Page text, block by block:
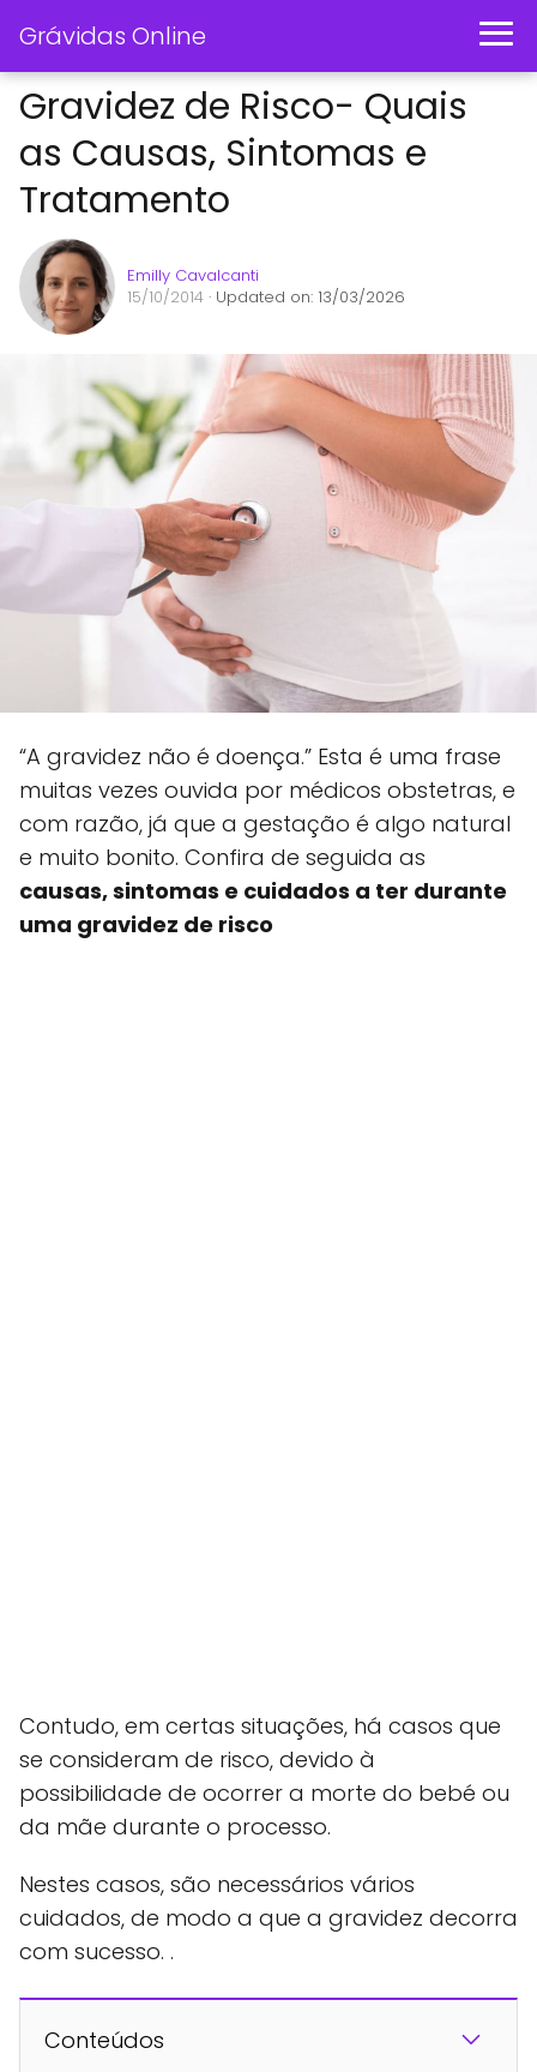
Grávidas Online
Gravidez de Risco- Quais
as Causas, Sintomas e
Tratamento
Emilly Cavalcanti
15/10/2014 · Updated on: 13/03/2026
“A gravidez não é doença.” Esta é uma frase
muitas vezes ouvida por médicos obstetras, e
com razão, já que a gestação é algo natural
e muito bonito. Confira de seguida as
causas, sintomas e cuidados a ter durante
uma gravidez de risco
Contudo, em certas situações, há casos que
se consideram de risco, devido à
possibilidade de ocorrer a morte do bebé ou
da mãe durante o processo.
Nestes casos, são necessários vários
cuidados, de modo a que a gravidez decorra
com sucesso. .
Conteúdos